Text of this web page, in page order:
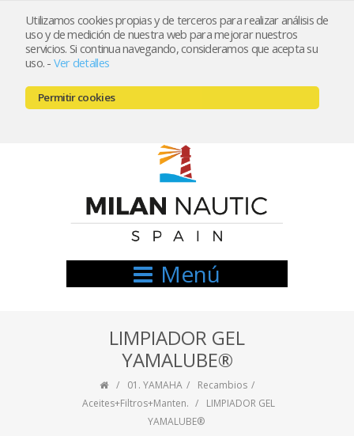
Utilizamos cookies propias y de terceros para realizar análisis de
uso y de medición de nuestra web para mejorar nuestros
servicios. Si continua navegando, consideramos que acepta su
uso. - Ver detalles
Permitir cookies
Registrarse Mi cuenta
666521122 // 654999333
Menú
LIMPIADOR GEL
YAMALUBE®
01. YAMAHA
Recambios
Aceites+Filtros+Manten.
LIMPIADOR GEL
YAMALUBE®